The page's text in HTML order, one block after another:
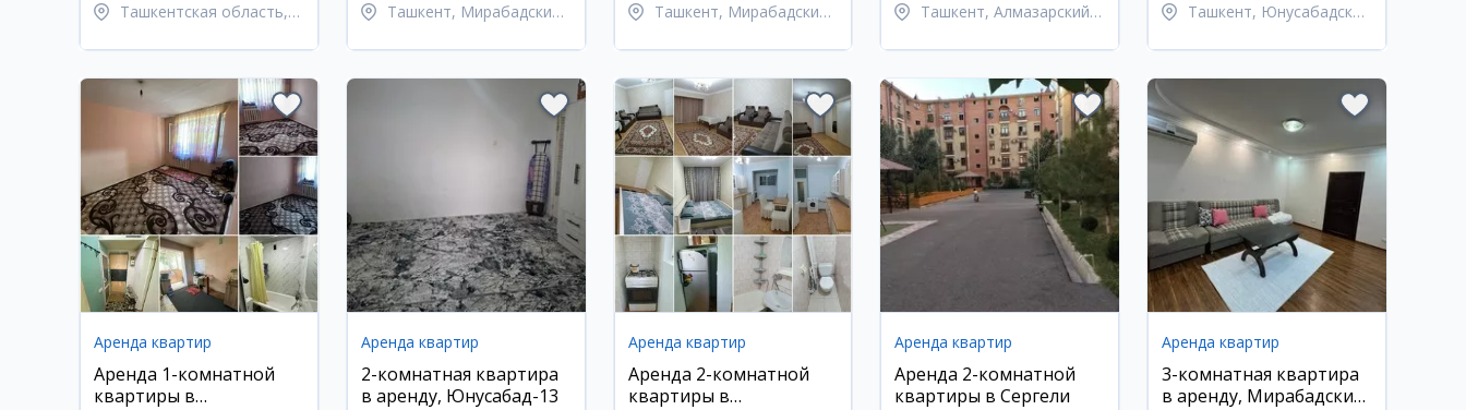
Ташкентская область,
Ташкент, Мирабадский
Ташкент, Мирабадский
Ташкент, Алмазарский
Ташкент, Юнусабадский
Аренда квартир
Аренда 1-комнатной
квартиры в
Аренда квартир
2-комнатная квартира
в аренду, Юнусабад-13
Аренда квартир
Аренда 2-комнатной
квартиры в
Аренда квартир
Аренда 2-комнатной
квартиры в Сергели
Аренда квартир
3-комнатная квартира
в аренду, Мирабадский